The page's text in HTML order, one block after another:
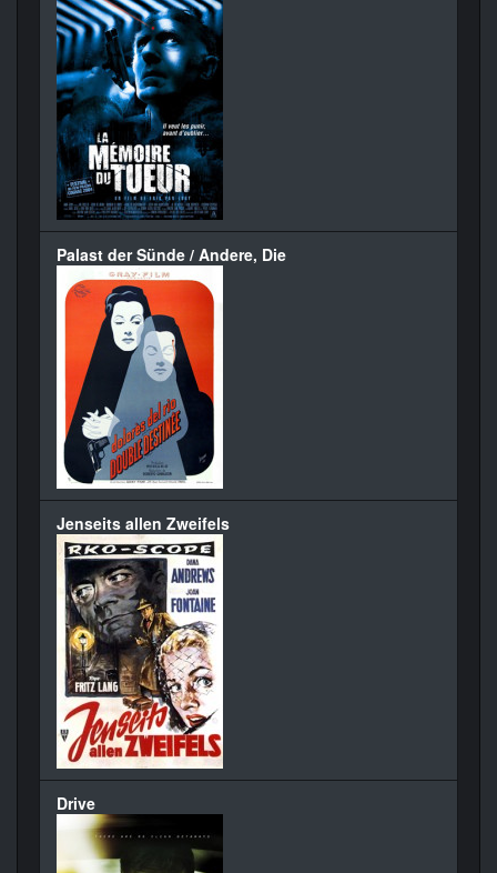
Palast der Sünde / Andere, Die
Jenseits allen Zweifels
Drive